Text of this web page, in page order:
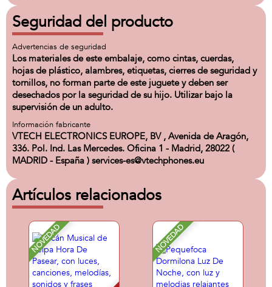
Seguridad del producto
Advertencias de seguridad
Los materiales de este embalaje, como cintas, cuerdas,
hojas de plástico, alambres, etiquetas, cierres de seguridad y
tornillos, no forman parte de este juguete y deben ser
desechados por la seguridad de su hijo. Utilizar bajo la
supervisión de un adulto.
Información fabricante
VTECH ELECTRONICS EUROPE, BV , Avenida de Aragón,
336. Pol. Ind. Las Mercedes. Oficina 1 - Madrid, 28022 (
MADRID - España ) services-es@vtechphones.eu
Artículos relacionados
NOVEDAD NOVEDAD